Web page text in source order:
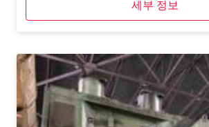
세부 정보